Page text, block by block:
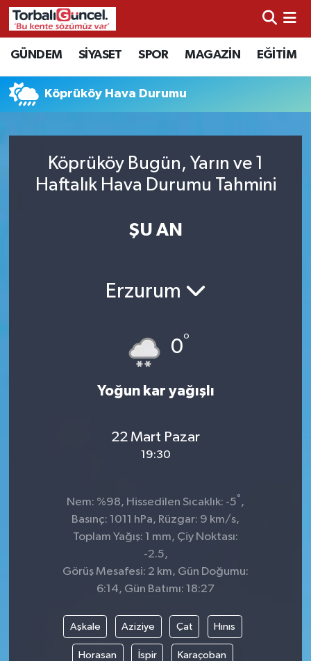
GÜNDEM SİYASET SPOR MAGAZİN EĞİTİM
Köprüköy Hava Durumu
Köprüköy Bugün, Yarın ve 1
Haftalık Hava Durumu Tahmini
ŞU AN
Erzurum
0°
Yoğun kar yağışlı
22 Mart Pazar
19:30
Nem: %98, Hissedilen Sıcaklık: -5° ,
Basınç: 1011 hPa, Rüzgar: 9 km/s,
Toplam Yağış: 1 mm, Çiy Noktası:
-2.5,
Görüş Mesafesi: 2 km, Gün Doğumu:
6:14, Gün Batımı: 18:27
Aşkale Aziziye Çat Hınıs
Horasan İspir Karaçoban
İzmir Nöbetçi Eczaneler
İzmir Hava Durumu
İzmir Trafik Yoğunluk Haritası
Süper Lig Puan Durumu ve Fikstür